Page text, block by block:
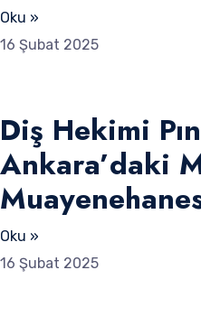
Oku »
16 Şubat 2025
Diş Hekimi
Ankara’daki
Oku »
16 Şubat 2025